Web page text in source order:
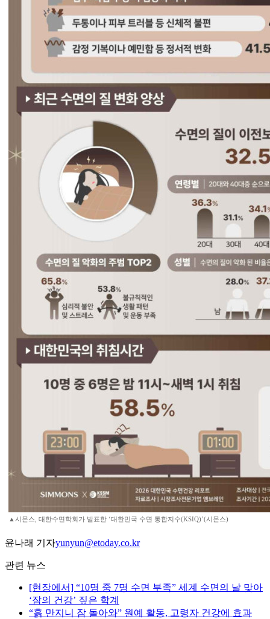
▲시몬스, 대한수면학회가 발표한 ‘대한민국 수면 통합지수(KSIQ)’(시몬스)
윤나래 기자yunyun@etoday.co.kr
관련 뉴스
[현장에서] “10명 중 7명 수면 부족” 세계 수면의 날 맞아
‘잠의 건강’ 짚은 학계
“흙 만지니 잠 돌아와” 원예 활동, 고령자 건강에 효과